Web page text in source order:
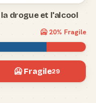
drogue et l'alcool
🥶 20% Fragile
🥶 Fragile29